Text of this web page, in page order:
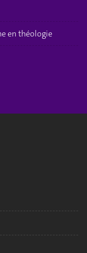
en théologie